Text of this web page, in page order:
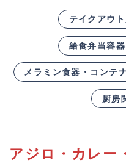
テイクアウ
給食弁当容
メラミン食器・コンテ
厨房
アジロ・カレー